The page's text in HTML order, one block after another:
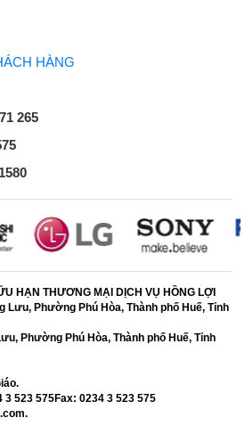
HÀNG
265
HẠN THƯƠNG MẠI DỊCH VỤ HỒNG LỢI
Lưu, Phường Phú Hòa, Thành phố Huế, Tỉnh
Phường Phú Hòa, Thành phố Huế, Tỉnh
3 523 575Fax: 0234 3 523 575